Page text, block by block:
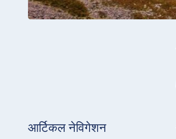
आर्टिकल नेविगेशन